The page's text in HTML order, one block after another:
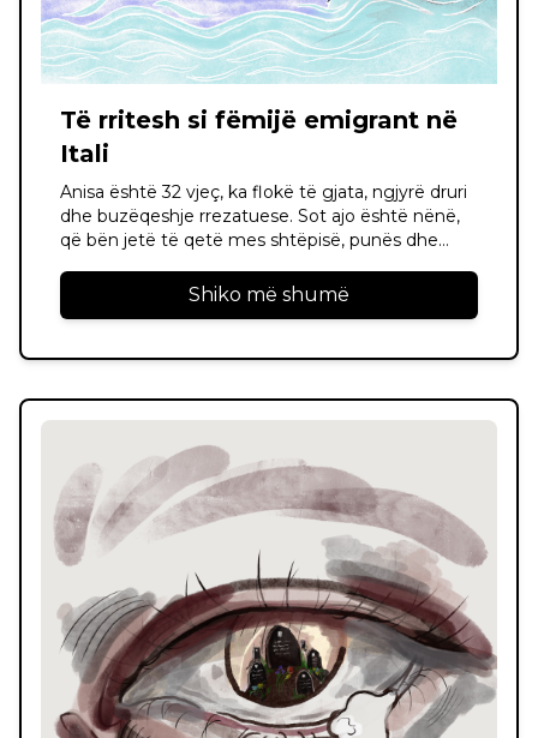
Të rritesh si fëmijë emigrant në
Itali
Anisa është 32 vjeç, ka flokë të gjata, ngjyrë druri
dhe buzëqeshje rrezatuese. Sot ajo është nënë,
që bën jetë të qetë mes shtëpisë, punës dhe
melankolie ia mbulon fytyrën dhe është zor të
mos hamendësosh se çk
Shiko më shumë